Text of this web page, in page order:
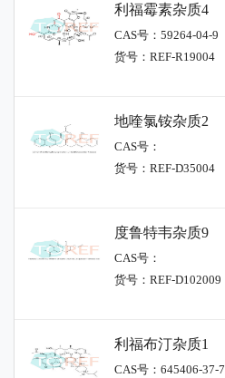
利福霉素杂质4
CAS号：59264-04-9
货号：REF-R19004
地喹氯铵杂质2
CAS号：
货号：REF-D35004
度鲁特韦杂质9
CAS号：
货号：REF-D102009
利福布汀杂质1
CAS号：645406-37-7